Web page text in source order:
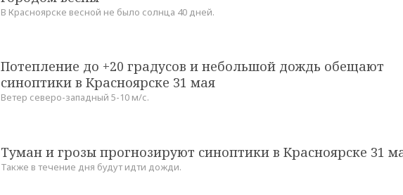
В Красноярске весной не было солнца 40 дней.
Потепление до +20 градусов и небольшой дождь обещают
синоптики в Красноярске 31 мая
Ветер северо-западный 5-10 м/с.
Туман и грозы прогнозируют синоптики в Красноярске 31
Также в течение дня будут идти дожди.